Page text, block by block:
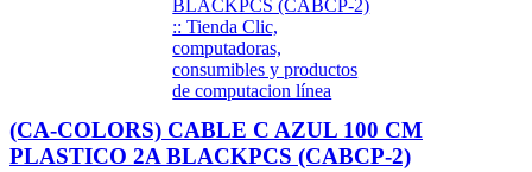
(CA-COLORS) CABLE C AZUL 100 CM
PLASTICO 2A BLACKPCS (CABCP-2)